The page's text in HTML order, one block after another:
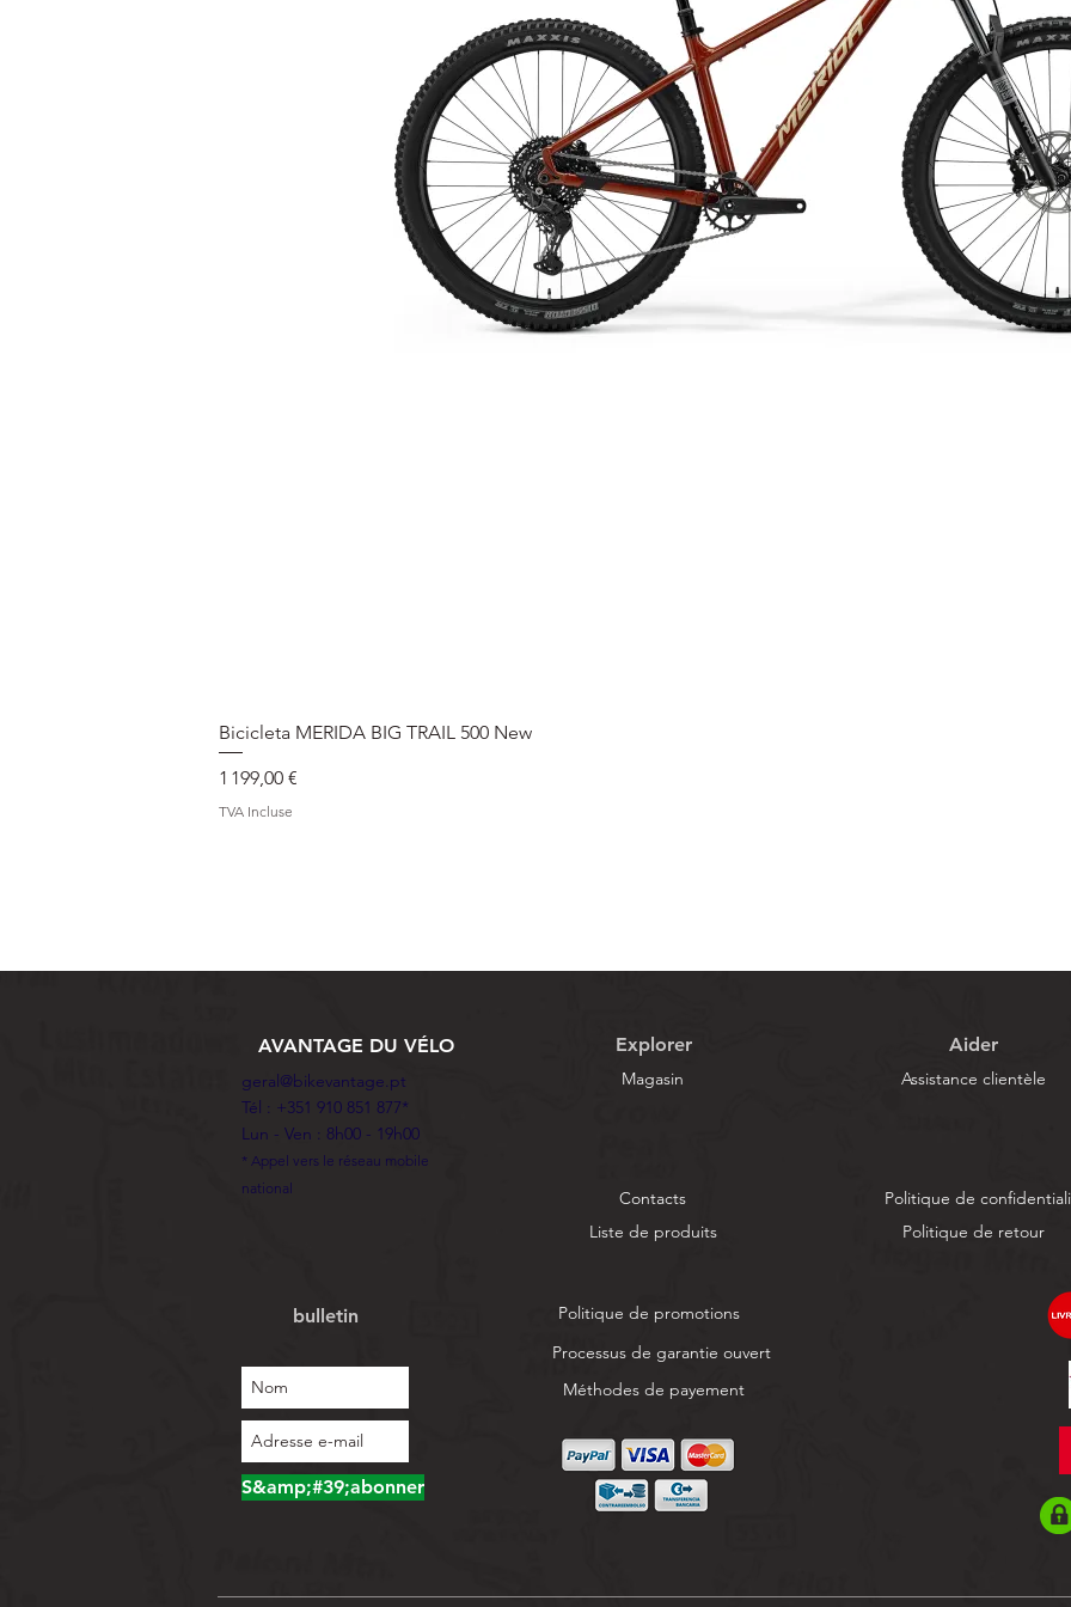
Bicicleta MERIDA BIG TRAIL 500 New
Prix
1 199,00 €
TVA Incluse
AVANTAGE DU VÉLO
geral@bikevantage.pt
Tél : +351 910 851 877*
Lun - Ven : 8h00 - 19h00
* Appel vers le réseau mobile
national
Explorer
Magasin
Contacts
Liste de produits
bulletin
S&amp;#39;abonner
Politique de promotions
Processus de garantie ouvert
Méthodes de payement
Aider
Assistance clientèle
Politique de
Politique de retour